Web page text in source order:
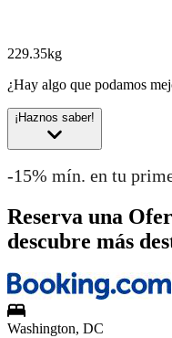
229.35kg
¿Hay algo que podamos
¡Haznos saber!
-15% mín. en tu
Reserva una
descubre más
Washington, DC